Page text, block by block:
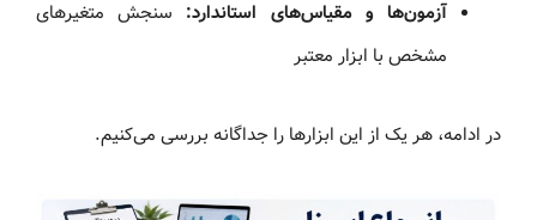
آزمون‌ها و مقیاس‌های استاندارد: سنجش متغیرهای
مشخص با ابزار معتبر
در ادامه، هر یک از این ابزارها را جداگانه بررسی می‌کنیم.